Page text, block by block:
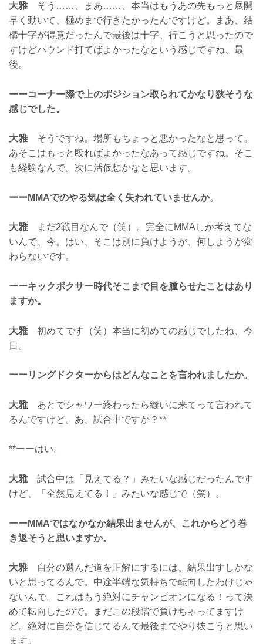
大雅そう……、まあ……、本当はもうあの先もっと展開
早く動いて、極めまで行きたかったんですけど。まあ、結
構十字が得意だったんで最後は十字、行こうと思ったので
すけどパウンド打てばよかったなという感じですね、最
後。
ーーコーナー際で上のポジション取られてかなり狭そうな
感じでした。
大雅そうですね。場所もちょっと悪かったなと思って。
あそこはもっと殴ればよかったなあって感じですね。そこ
も経験なんで。次に活仮想かなと思います。
ーーMMAでのやる気は全く失われていませんか。
大雅まだ2戦目なんで（笑）。完全にMMAしか考えてな
いんで、今。はい、そこは別に負けようが、何しようが変
わらないです。
ーーキックボクサー時代そこまで目を腫らせたことはあり
ますか。
大雅初めてです（笑）本当に初めての感じでしたね、今
日。
ーーリングドクターからはどんなことを言われましたか。
大雅あとでシャワー終わったら縫いに来てって言われて
るんですけど。あ、試合中ですか？**
**ーーはい。
大雅試合中は「見えてる？」みたいな感じだったんです
けど、「全然見えてる！」みたいな感じで（笑）。
ーーMMAではなかなか結果出ませんが、これからどう巻
き返そうと思いますか。
大雅自分の選んだ道を正解にするには、結果出すしかな
いと思ってるんで。中途半端な気持ちで転向したわけじゃ
ないんで。これはもう絶対にチャンピオンになる！って決
めて転向したので。まだこの段階で負けちゃってますけ
ど。絶対に自分を信じてるんで最後までやり抜こうと思い
ます。